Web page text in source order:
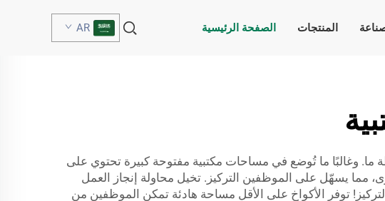
الصفحة الرئيسية المنتجات AR
وغالبًا ما تُوضع في مساحات مكتبية مفتوحة كبيرة تحتوي على
مما يسهّل على الموظفين التركيز. تخيل محاولة إنجاز العمل
توفر الأكواخ على الأقل مساحة هادئة تمكن الموظفين من